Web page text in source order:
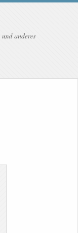
anderes